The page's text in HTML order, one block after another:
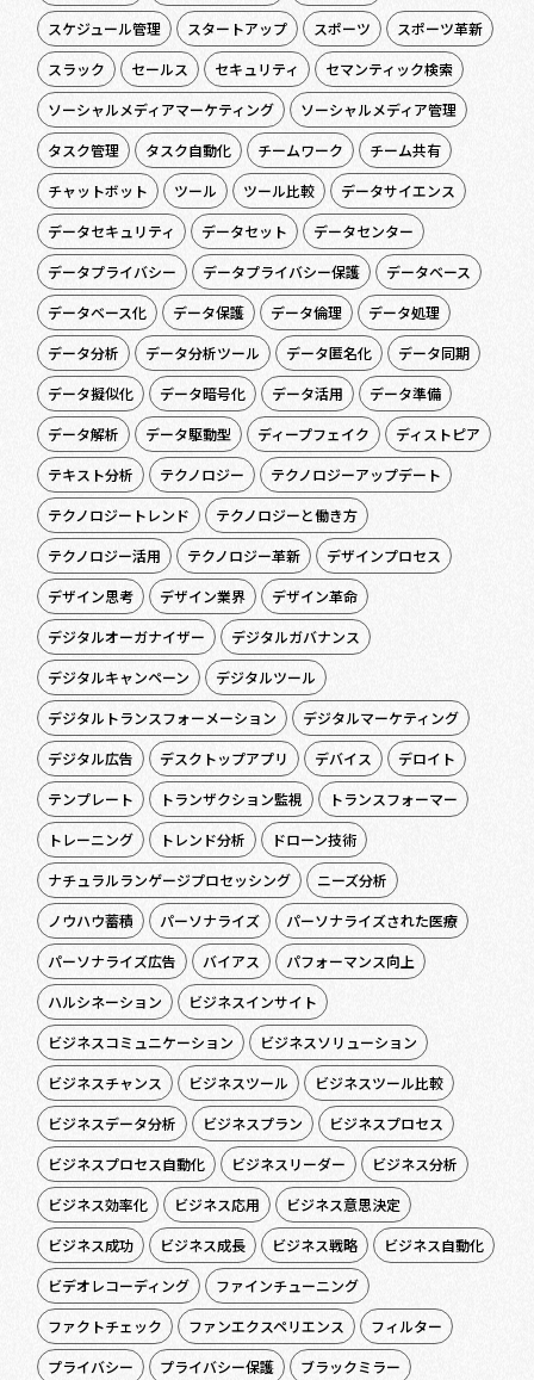
スケジュール管理 スタートアップ スポーツ
スポーツ革新
スラック
セールス セキュリティ
セマンティック検索
ソーシャルメディアマーケティング
ソーシャルメディア管理
タスク管理
タスク自動化 チームワーク
チーム共有
チャットボット
ツール ツール比較
データサイエンス
データセキュリティ
データセット
データセンター
データプライバシー
データプライバシー保護
データベース
データベース化
データ保護 データ倫理
データ処理
データ分析
データ分析ツール データ匿名化
データ同期
データ擬似化
データ暗号化 データ活用
データ準備
データ解析
データ駆動型 ディープフェイク
ディストピア
テキスト分析
テクノロジー
テクノロジーアップデート
テクノロジートレンド
テクノロジーと働き方
テクノロジー活用
テクノロジー革新
デザインプロセス
デザイン思考
デザイン業界
デザイン革命
デジタルオーガナイザー
デジタルガバナンス
デジタルキャンペーン
デジタルツール
デジタルトランスフォーメーション
デジタルマーケティング
デジタル広告
デスクトップアプリ デバイス
デロイト
テンプレート
トランザクション監視
トランスフォーマー
トレーニング
トレンド分析
ドローン技術
ナチュラルランゲージプロセッシング
ニーズ分析
ノウハウ蓄積
パーソナライズ
パーソナライズされた医療
パーソナライズ広告
バイアス
パフォーマンス向上
ハルシネーション
ビジネスインサイト
ビジネスコミュニケーション
ビジネスソリューション
ビジネスチャンス
ビジネスツール
ビジネスツール比較
ビジネスデータ分析
ビジネスプラン
ビジネスプロセス
ビジネスプロセス自動化
ビジネスリーダー
ビジネス分析
ビジネス効率化
ビジネス応用
ビジネス意思決定
ビジネス成功
ビジネス成長 ビジネス戦略
ビジネス自動化
ビデオレコーディング
ファインチューニング
ファクトチェック
ファンエクスペリエンス
フィルター
プライバシー
プライバシー保護
ブラックミラー